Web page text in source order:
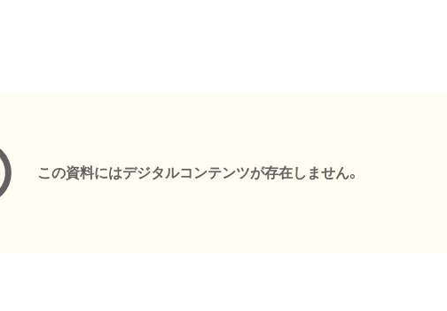
この資料にはデジタルコンテンツが存在しません。